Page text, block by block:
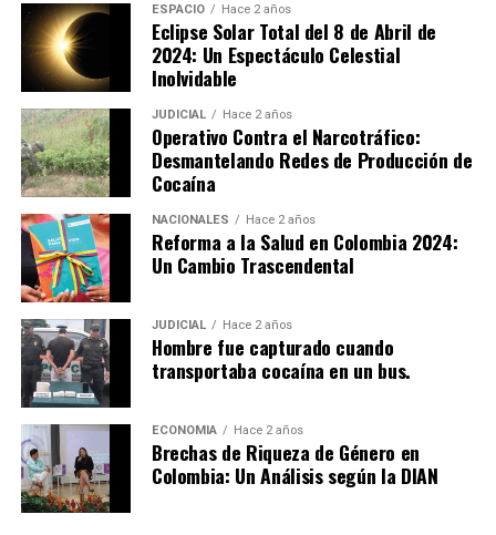
ESPACIO Hace 2 años
Eclipse Solar Total del 8 de Abril de
2024: Un Espectáculo Celestial
Inolvidable
JUDICIAL Hace 2 años
Operativo Contra el Narcotráfico:
Desmantelando Redes de Producción de
Cocaína
NACIONALES Hace 2 años
Reforma a la Salud en Colombia 2024:
Un Cambio Trascendental
JUDICIAL Hace 2 años
Hombre fue capturado cuando
transportaba cocaína en un bus.
ECONOMIA Hace 2 años
Brechas de Riqueza de Género en
Colombia: Un Análisis según la DIAN